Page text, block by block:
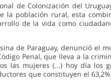
de Colonización del
población rural, esta
de la vida como
de Paraguay, denunció el
Penal, que lleva a la
las mujeres (...) hoy día los
que constituyen el